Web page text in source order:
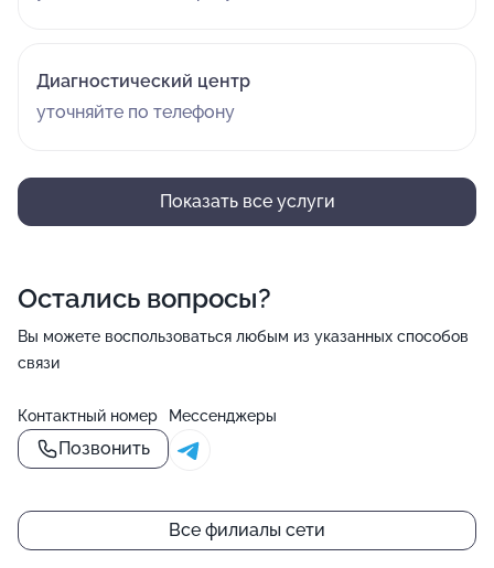
Диагностический центр
уточняйте по телефону
Показать все услуги
Остались вопросы?
Вы можете воспользоваться любым из указанных способов
связи
Контактный номер
Позвонить
Мессенджеры
Все филиалы сети